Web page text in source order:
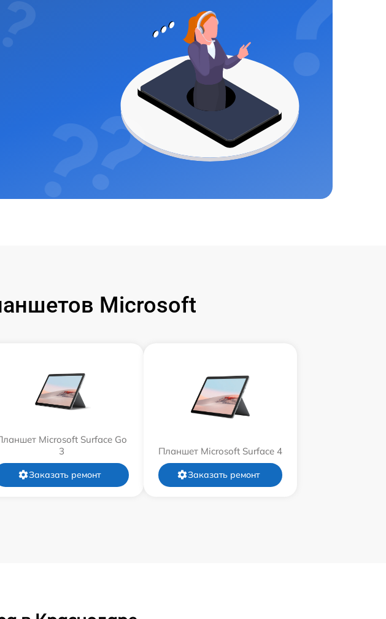
Microsoft
Microsoft Surface Go
3
Заказать ремонт
Планшет Microsoft Surface 4
Заказать ремонт